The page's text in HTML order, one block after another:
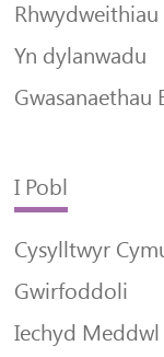
Rhwydweithiau
Yn dylanwadu
Gwasanaethau
I Pobl
Cysylltwyr
Gwirfoddoli
Iechyd Meddwl